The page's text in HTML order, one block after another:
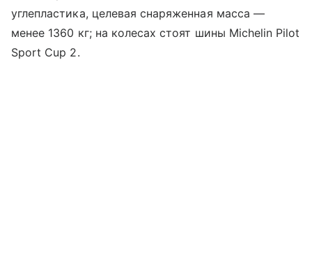
углепластика, целевая снаряженная масса —
менее 1360 кг; на колесах стоят шины Michelin Pilot
Sport Cup 2.